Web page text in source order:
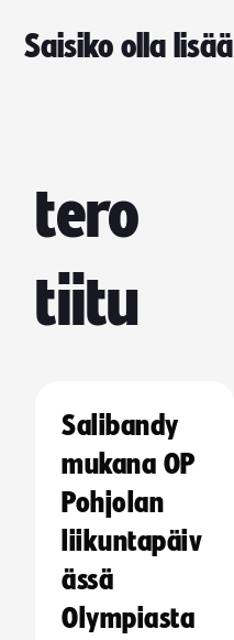
Saisiko olla
tero
tiitu
Salibandy
mukana OP
Pohjolan
liikuntapäiv
ässä
Olympiasta